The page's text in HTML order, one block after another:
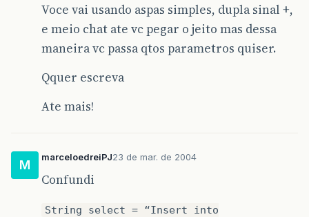
Voce vai usando aspas simples, dupla sinal +,
e meio chat ate vc pegar o jeito mas dessa
maneira vc passa qtos parametros quiser.
Qquer escreva
Ate mais!
M
marceloedreiPJ23 de mar. de 2004
Confundi
String select = “Insert into